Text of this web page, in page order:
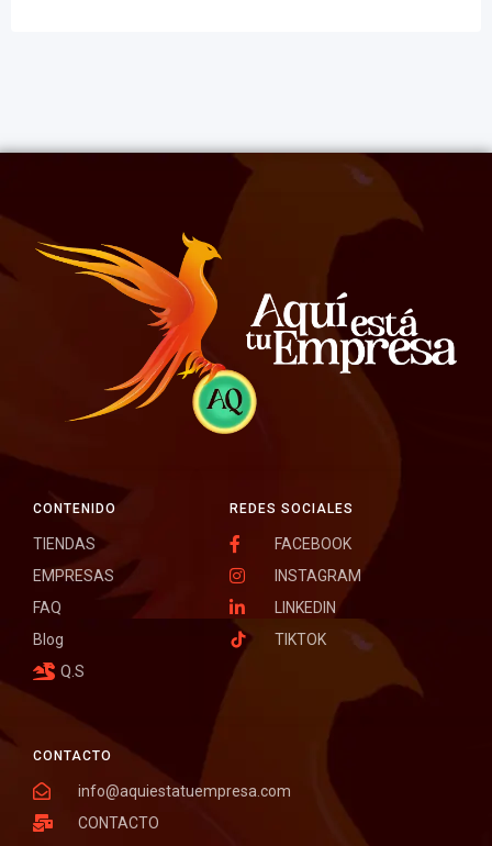
CONTACTO
info@aquiestatuempresa.com
CONTACTO
REDES SOCIALES
FACEBOOK
INSTAGRAM
LINKEDIN
TIKTOK
CONTENIDO
TIENDAS
EMPRESAS
FAQ
Blog
Q.S